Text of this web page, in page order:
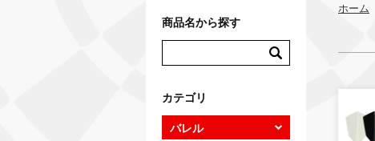
ホーム
商品名から探す
カテゴリ